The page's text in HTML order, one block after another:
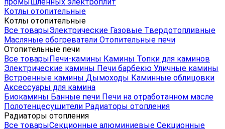
Котлы отопительные
Котлы отопительные
Все товарыЭлектрические Газовые Твердотопливные
Масляные обогреватели Отопительные печи
Отопительные печи
Все товарыПечи-камины Камины Топки для каминов
Электрические камины Печи барбекю Уличные камины
Встроенные камины Дымоходы Каминные облицовки
Аксессуары для камина
Биокамины Банные печи Печи на отработанном масле
Полотенцесушители Радиаторы отопления
Радиаторы отопления
Все товарыСекционные алюминиевые Секционные